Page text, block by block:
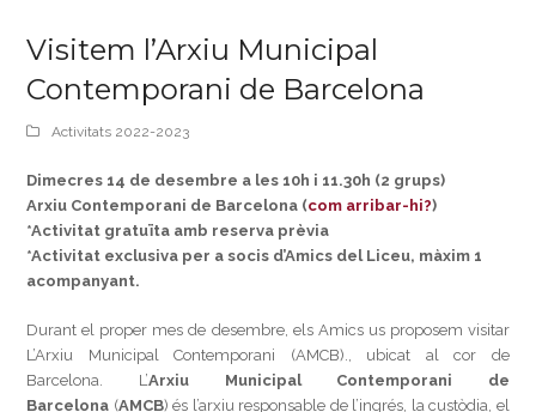
Visitem l’Arxiu Municipal
Contemporani de Barcelona
Activitats 2022-2023
Dimecres 14 de desembre a les 10h i 11.30h (2 grups)
Arxiu Contemporani de Barcelona (com arribar-hi?)
*Activitat gratuïta amb reserva prèvia
*Activitat exclusiva per a socis d’Amics del Liceu, màxim 1
acompanyant.
Durant el proper mes de desembre, els Amics us proposem visitar
L’Arxiu Municipal Contemporani (AMCB)., ubicat al cor de
Barcelona. L’Arxiu Municipal Contemporani de
Barcelona (AMCB) és l’arxiu responsable de l’ingrés, la custòdia, el